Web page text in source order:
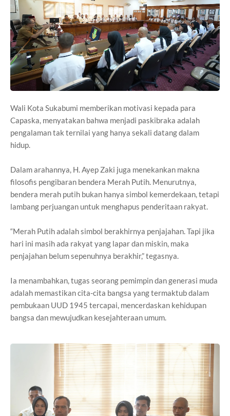
Wali Kota Sukabumi memberikan motivasi kepada para
Capaska, menyatakan bahwa menjadi paskibraka adalah
pengalaman tak ternilai yang hanya sekali datang dalam
hidup.
Dalam arahannya, H. Ayep Zaki juga menekankan makna
filosofis pengibaran bendera Merah Putih. Menurutnya,
bendera merah putih bukan hanya simbol kemerdekaan, tetapi
lambang perjuangan untuk menghapus penderitaan rakyat.
“Merah Putih adalah simbol berakhirnya penjajahan. Tapi jika
hari ini masih ada rakyat yang lapar dan miskin, maka
penjajahan belum sepenuhnya berakhir,” tegasnya.
Ia menambahkan, tugas seorang pemimpin dan generasi muda
adalah memastikan cita-cita bangsa yang termaktub dalam
pembukaan UUD 1945 tercapai, mencerdaskan kehidupan
bangsa dan mewujudkan kesejahteraan umum.